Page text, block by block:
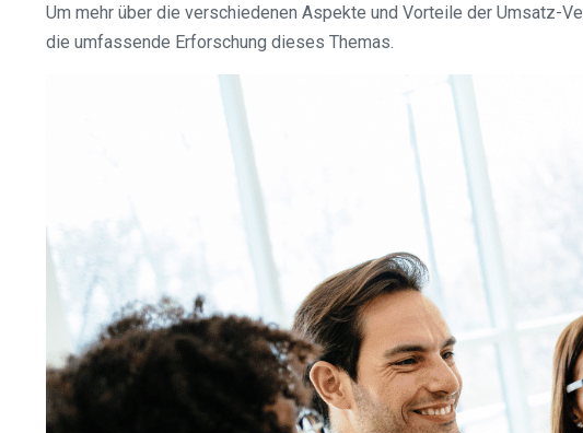
Um mehr über die verschiedenen Aspekte und Vorteile der Umsatz-
die umfassende Erforschung dieses Themas.